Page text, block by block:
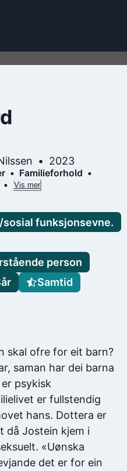
2023
Familieforhold
Vis mer
skal ofre for eit barn?
saman har dei barna
psykisk
er fullstendig
hans. Dottera er
då Jostein kjem i
«Uønska
det er for ein
funksjonsevne.
person
Samtid